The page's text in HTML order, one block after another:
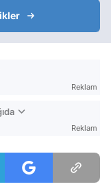
Reklam
Reklam